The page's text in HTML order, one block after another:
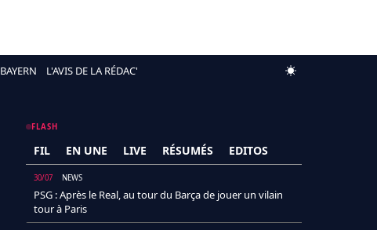
BAYERN L'AVIS DE LA RÉDAC'
FLASH
FIL EN UNE LIVE RÉSUMÉS EDITOS
30/07 NEWS
PSG : Après le Real, au tour du Barça de jouer un vilain
tour à Paris